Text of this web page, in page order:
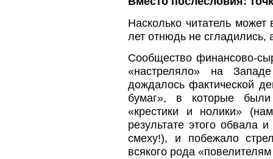
Насколько читатель
лет отнюдь не
Сообщество финансово-
«настреляло» на
дождалось фактической
бумаг», в которые
«крестики и нолики»
результате этого
смеху!), и побежало
всякого рода